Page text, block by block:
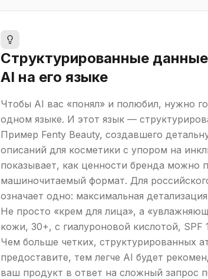
Структурированные
AI на его языке
Чтобы AI вас «понял» и полюбил, нужно
одном языке. И этот язык —
Пример Fenty Beauty, создавшего
описаний для косметики с упором на
показывает, как ценности бренда можно
машиночитаемый формат. Для
означает одно: максимальная
Не просто «крем для лица», а
кожи, 30+, с гиалуроновой кислотой, SPF
Чем больше четких, структурированных
предоставите, тем легче AI будет
ваш продукт в ответ на сложный запрос